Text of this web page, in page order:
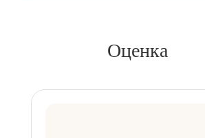
Оценка